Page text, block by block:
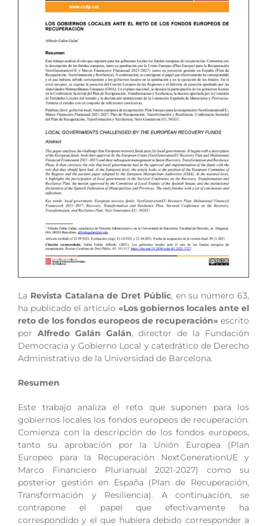
La Revista Catalana de Dret Públic, en su número 63,
ha publicado el artículo «Los gobiernos locales ante el
reto de los fondos europeos de recuperación» escrito
por Alfredo Galán Galán, director de la Fundación
Democracia y Gobierno Local y catedrático de Derecho
Administrativo de la Universidad de Barcelona.
Resumen
Este trabajo analiza el reto que suponen para los
gobiernos locales los fondos europeos de recuperación.
Comienza con la descripción de los fondos europeos,
tanto su aprobación por la Unión Europea (Plan
Europeo para la Recuperación NextGenerationUE y
Marco Financiero Plurianual 2021-2027) como su
posterior gestión en España (Plan de Recuperación,
Transformación y Resiliencia). A continuación, se
contrapone el papel que efectivamente ha
correspondido y el que hubiera debido corresponder a